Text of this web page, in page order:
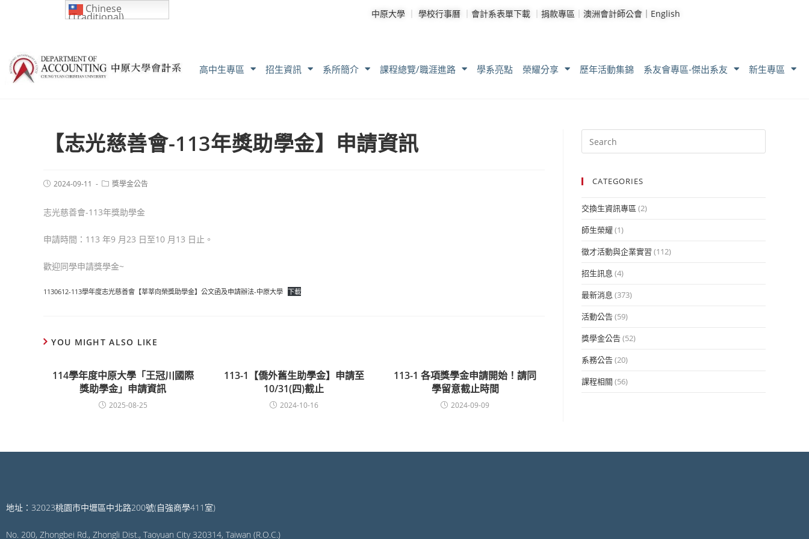
中原大學 ｜ 學校行事曆 ｜ 會計系表單下載 ｜ 捐款專區 ｜ 澳洲會計師公會｜ English
高中生專區 招生資訊 系所簡介 課程總覽/職涯進路 學系亮點 榮耀分享 歷年活動集錦 系友會專區-傑出系友 新生專區
【志光慈善會-113年獎助學金】申請資訊
2024-09-11 獎學金公告
志光慈善會-113年獎助學金
申請時間：113 年9 月23 日至10 月13 日止。
歡迎同學申請獎學金~
1130612-113學年度志光慈善會【莘莘向榮獎助學金】公文函及申請辦法-中原大學 下載
YOU MIGHT ALSO LIKE
114學年度中原大學「王冠川國際
獎助學金」申請資訊
2025-08-25
113-1【僑外舊生助學金】申請至
10/31(四)截止
2024-10-16
113-1 各項獎學金申請開始！請同
學留意截止時間
2024-09-09
CATEGORIES
交換生資訊專區 (2)
師生榮耀(1)
徵才活動與企業實習 (112)
招生訊息 (4)
最新消息 (373)
活動公告(59)
獎學金公告(52)
系務公告(20)
課程相關 (56)
地址：32023桃園市中壢區中北路200號(自強商學411室)
No. 200, Zhongbei Rd., Zhongli Dist., Taoyuan City 320314, Taiwan (R.O.C.)
Chinese
(Traditional)